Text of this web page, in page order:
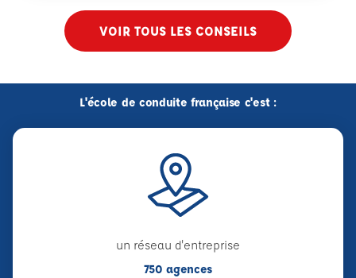
VOIR TOUS LES CONSEILS
L'école de conduite française c'est :
un réseau d'entreprise
750 agences